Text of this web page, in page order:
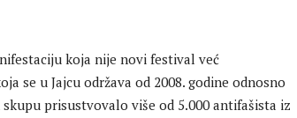
koja nije novi festival već
se u Jajcu održava od 2008. godine odnosno
prisustvovalo više od 5.000 antifašista iz